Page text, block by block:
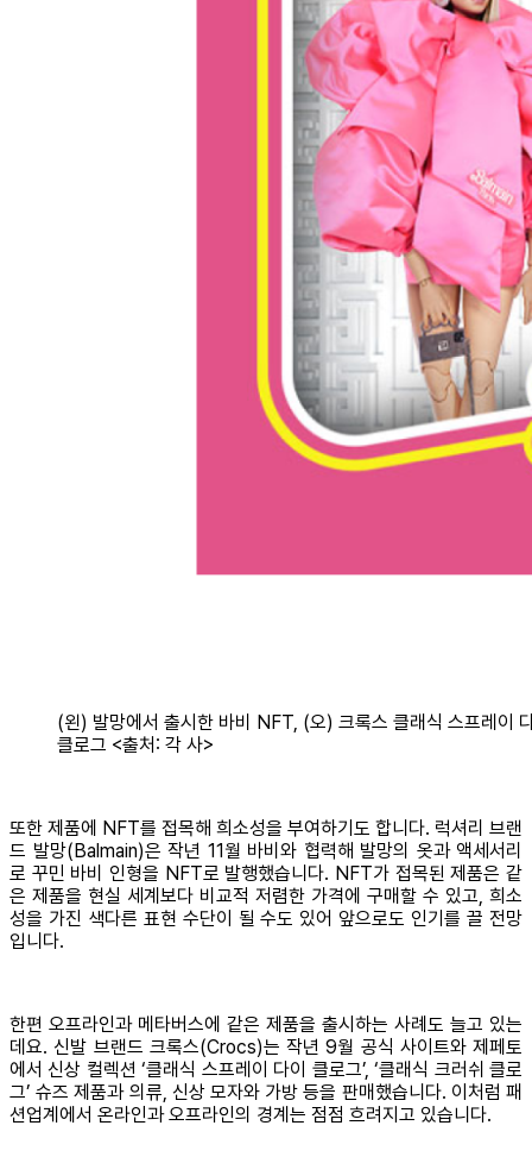
(왼) 발망에서 출시한 바비 NFT, (오) 크록스 클래식 스프레이
클로그 <출처: 각 사>
또한 제품에 NFT를 접목해 희소성을 부여하기도 합니다. 럭셔리 브랜
드 발망(Balmain)은 작년 11월 바비와 협력해 발망의 옷과 액세서리
로 꾸민 바비 인형을 NFT로 발행했습니다. NFT가 접목된 제품은 같
은 제품을 현실 세계보다 비교적 저렴한 가격에 구매할 수 있고, 희소
성을 가진 색다른 표현 수단이 될 수도 있어 앞으로도 인기를 끌 전망
입니다.
한편 오프라인과 메타버스에 같은 제품을 출시하는 사례도 늘고 있는
데요. 신발 브랜드 크록스(Crocs)는 작년 9월 공식 사이트와 제페토
에서 신상 컬렉션 ‘클래식 스프레이 다이 클로그’, ‘클래식 크러쉬 클로
그’ 슈즈 제품과 의류, 신상 모자와 가방 등을 판매했습니다. 이처럼 패
션업계에서 온라인과 오프라인의 경계는 점점 흐려지고 있습니다.